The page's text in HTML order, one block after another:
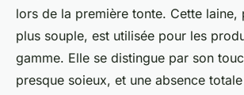
lors de la première tonte. Cette laine,
plus souple, est utilisée pour les
gamme. Elle se distingue par son
presque soieux, et une absence